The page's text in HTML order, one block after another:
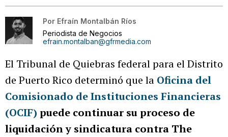
Por Efraín Montalbán Ríos
Periodista de Negocios
efrain.montalban@gfrmedia.com
El Tribunal de Quiebras federal para el Distrito
de Puerto Rico determinó que la Oficina del
Comisionado de Instituciones Financieras
(OCIF) puede continuar su proceso de
liquidación y sindicatura contra The